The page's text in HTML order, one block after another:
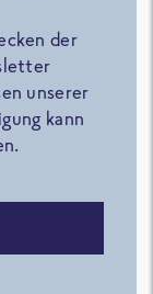
der
unserer
kann